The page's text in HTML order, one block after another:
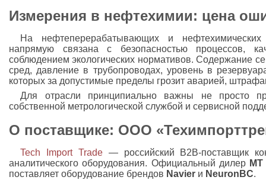
Измерения в нефтехимии: цена
На нефтеперерабатывающих и нефтехимических
напрямую связана с безопасностью процессов,
соблюдением экологических нормативов. Содержание
сред, давление в трубопроводах, уровень в
которых за допустимые пределы грозит аварией,
Для отрасли принципиально важны не просто
собственной метрологической службой и сервисной
О поставщике: ООО
Tech Import Trade— российский B2B-поставщик
аналитического оборудования. Официальный дилер
поставляет оборудование брендов Navier и NeuronBC.